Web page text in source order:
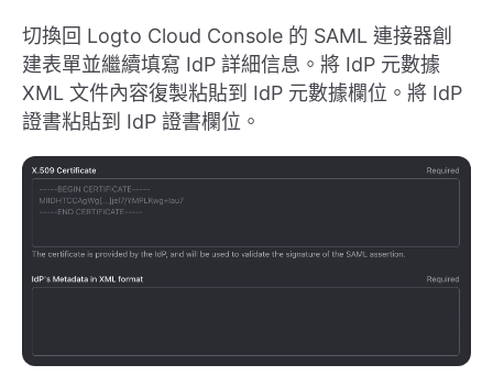
切換回 Logto Cloud Console 的 SAML 連接器創
建表單並繼續填寫 IdP 詳細信息。將 IdP 元數據
XML 文件內容復製粘貼到 IdP 元數據欄位。將 IdP
證書粘貼到 IdP 證書欄位。